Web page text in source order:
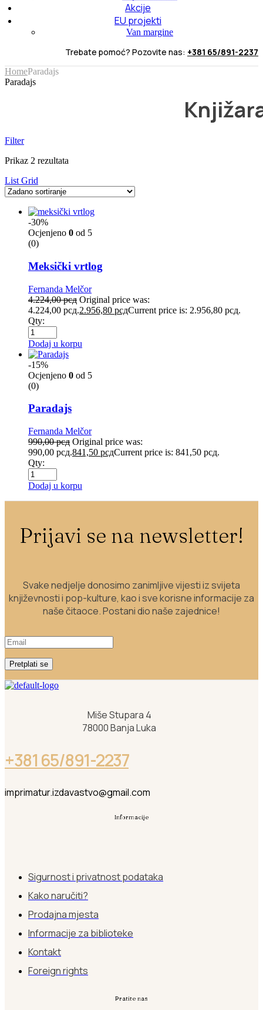
Akcije
EU projekti
Van margine
Trebate pomoć? Pozovite nas: +381 65/891-2237
HomeParadajs
Paradajs
Filter
Prikaz 2 rezultata
List Grid
-30%
Ocjenjeno 0 od 5
(0)
Meksički vrtlog
Fernanda Melčor
4.224,00рсд Original price was:
4.224,00 рсд.2.956,80 рсдCurrent price is: 2.956,80 рсд.
Qty:
Dodaj u korpu
-15%
Ocjenjeno 0 od 5
(0)
Paradajs
Fernanda Melčor
990,00рсд Original price was:
990,00 рсд.841,50 рсдCurrent price is: 841,50 рсд.
Qty:
Dodaj u korpu
Prijavi se na newsletter!
Svake nedjelje donosimo zanimljive vijesti iz svijeta
književnosti i pop-kulture, kao i sve korisne informacije za
naše čitaoce. Postani dio naše zajednice!
Pretplati se
Miše Stupara 4
78000 Banja Luka
+381 65/891-2237
imprimatur.izdavastvo@gmail.com
Informacije
Sigurnost i privatnost podataka
Kako naručiti?
Prodajna mjesta
Informacije za biblioteke
Kontakt
Foreign rights
Pratite nas